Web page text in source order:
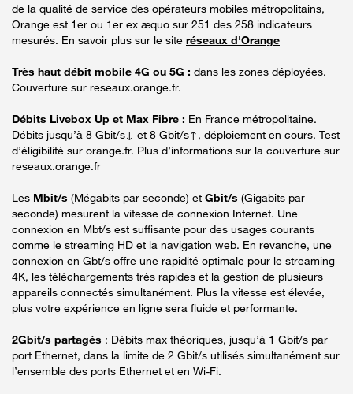
de la qualité de service des opérateurs mobiles métropolitains,
Orange est 1er ou 1er ex æquo sur 251 des 258 indicateurs
mesurés. En savoir plus sur le site réseaux d'Orange
Très haut débit mobile 4G ou 5G : dans les zones déployées.
Couverture sur reseaux.orange.fr.
Débits Livebox Up et Max Fibre : En France métropolitaine.
Débits jusqu’à 8 Gbit/s↓ et 8 Gbit/s↑, déploiement en cours. Test
d’éligibilité sur orange.fr. Plus d’informations sur la couverture sur
reseaux.orange.fr
Les Mbit/s (Mégabits par seconde) et Gbit/s (Gigabits par
seconde) mesurent la vitesse de connexion Internet. Une
connexion en Mbt/s est suffisante pour des usages courants
comme le streaming HD et la navigation web. En revanche, une
connexion en Gbt/s offre une rapidité optimale pour le streaming
4K, les téléchargements très rapides et la gestion de plusieurs
appareils connectés simultanément. Plus la vitesse est élevée,
plus votre expérience en ligne sera fluide et performante.
2Gbit/s partagés : Débits max théoriques, jusqu’à 1 Gbit/s par
port Ethernet, dans la limite de 2 Gbit/s utilisés simultanément sur
l’ensemble des ports Ethernet et en Wi-Fi.